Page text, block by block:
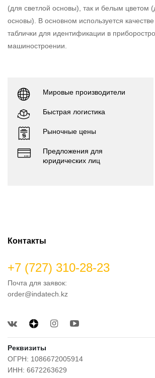
(для светлой основы), так и белым цветом
основы). В основном используется
таблички для идентификации в
машиностроении.
Мировые производители
Быстрая логистика
Рыночные цены
Предложения для
юридических лиц
Контакты
+7 (727) 310-28-23
Почта для заявок:
order@indatech.kz
Реквизиты
ОГРН: 1086672005914
ИНН: 6672263629